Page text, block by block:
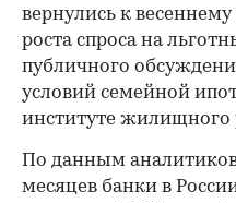
вернулись к
роста спроса на
публичного
условий семейной
институте жилищного
По данным аналитиков
месяцев банки в